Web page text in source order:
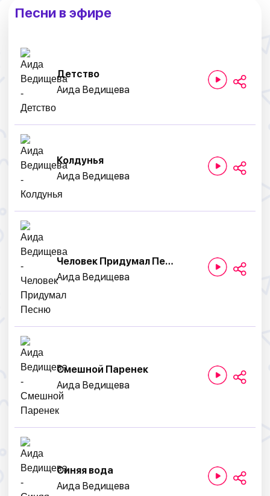
Песни в эфире
Детство
Аида Ведищева
Колдунья
Аида Ведищева
Человек Придумал Песню
Аида Ведищева
Смешной Паренек
Аида Ведищева
Синяя вода
Аида Ведищева